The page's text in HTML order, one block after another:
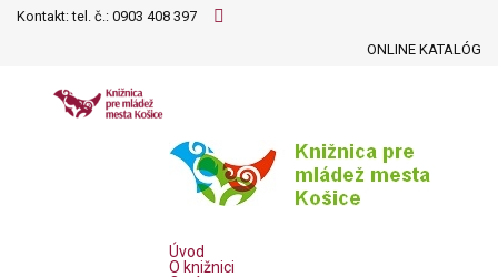
Kontakt: tel. č.: 0903 408 397
ONLINE KATALÓG
Úvod
O knižnici